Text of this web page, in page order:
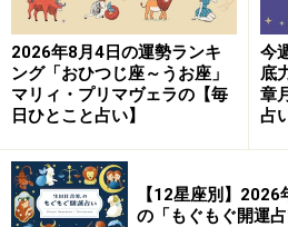
2026年8月4日の運勢ランキ
ング「おひつじ座～うお座」
マリィ・プリマヴェラの【毎
日ひとこと占い】
今
底
章
占
【12星座別】
の「もぐもぐ開運占